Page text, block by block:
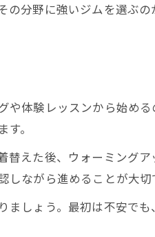
的な減量プログラムの選び方
の内駅周辺のジム事情
ジムの便利な設備をチェック
分野に強いジムを選ぶ
体験レッスンから始め
。
えた後、ウォーミング
ながら進めることが大切
しょう。最初は不安で